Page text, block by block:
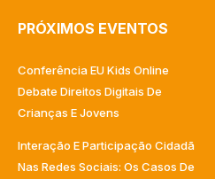
PRÓXIMOS EVENTOS
Conferência EU Kids Online
Debate Direitos Digitais De
Crianças E Jovens
Interação E Participação Cidadã
Nas Redes Sociais: Os Casos De